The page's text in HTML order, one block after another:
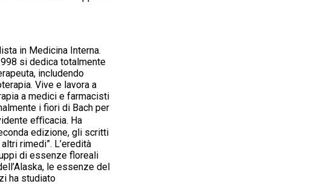
in Medicina Interna.
si dedica totalmente
includendo
Vive e lavora a
a medici e farmacisti
i fiori di Bach per
eﬃcacia. Ha
edizione, gli scritti
rimedi”. L’eredità
di essenze floreali
le essenze del
ha studiato